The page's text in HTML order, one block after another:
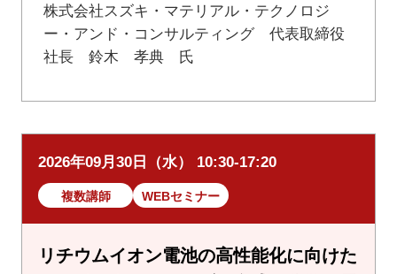
株式会社スズキ・マテリアル・テクノロジ
ー・アンド・コンサルティング 代表取締役
社長 鈴木 孝典 氏
2026年09月30日（水） 10:30-17:20
複数講師 WEBセミナー
リチウムイオン電池の高性能化に向けた